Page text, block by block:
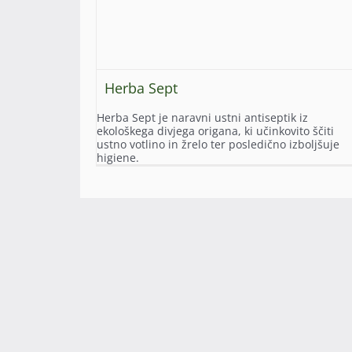
Herba Sept
Herba Sept je naravni ustni antiseptik iz
ekološkega divjega origana, ki učinkovito ščiti
ustno votlino in žrelo ter posledično izboljšuje
higiene.